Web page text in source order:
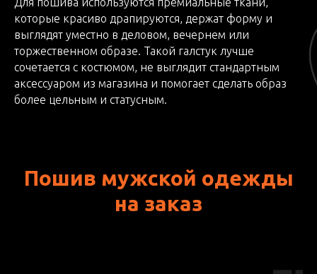
которые красиво драпируются, держат форму и
выглядят уместно в деловом, вечернем или
торжественном образе. Такой галстук лучше
сочетается с костюмом, не выглядит стандартным
аксессуаром из магазина и помогает сделать образ
более цельным и статусным.
Пошив мужской одежды
на заказ